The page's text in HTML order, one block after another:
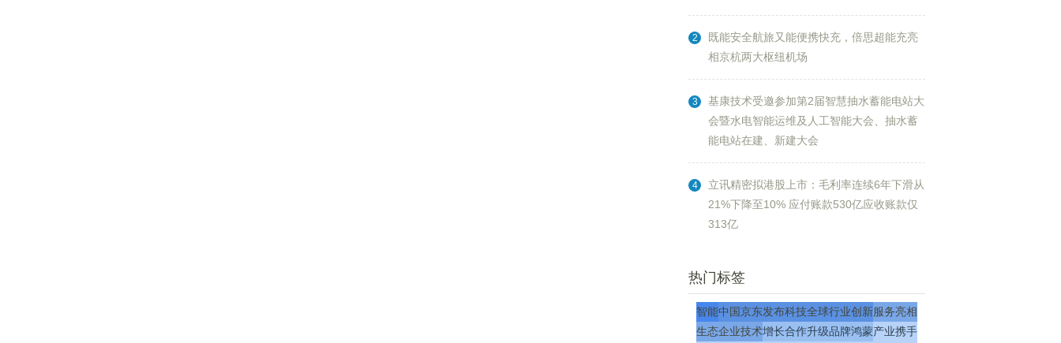
2
既能安全航旅又能便携快充，倍思超能充亮
相京杭两大枢纽机场
3
基康技术受邀参加第2届智慧抽水蓄能电站大
会暨水电智能运维及人工智能大会、抽水蓄
能电站在建、新建大会
4
立讯精密拟港股上市：毛利率连续6年下滑从
21%下降至10% 应付账款530亿应收账款仅
313亿
热门标签
智能中国京东发布科技全球行业创新服务亮相
生态企业技术增长合作升级品牌鸿蒙产业携手